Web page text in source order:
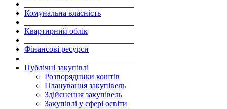
Комунальна власність
Квартирний облік
Фінансові ресурси
Публічні закупівлі
Розпорядники коштів
Планування закупівель
Здійснення закупівель
Закупівлі у сфері освіти